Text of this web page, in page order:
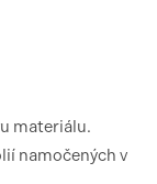
materiálu.
namočených v